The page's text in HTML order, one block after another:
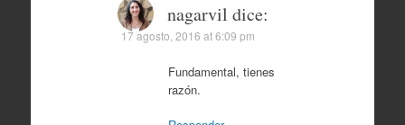
nagarvil dice:
17 agosto, 2016 at 6:09 pm
Fundamental, tienes
razón.